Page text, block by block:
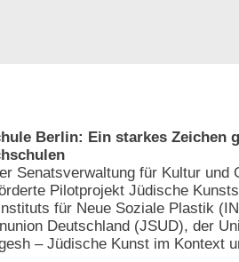
Berlin: Ein starkes Zeichen
Senatsverwaltung für Kultur und
Pilotprojekt Jüdische
für Neue Soziale Plastik
Deutschland (JSUD), der
– Jüdische Kunst im Kontext